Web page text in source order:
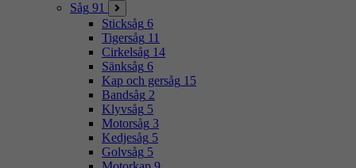
Såg 91
Sticksåg 6
Tigersåg 11
Cirkelsåg 14
Sänksåg 6
Kap och gersåg 15
Bandsåg 2
Klyvsåg 5
Motorsåg 3
Kedjesåg 5
Golvsåg 5